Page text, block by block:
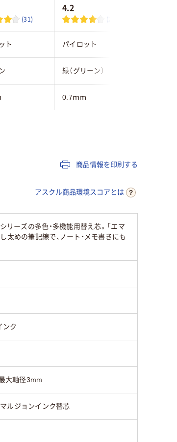
(31)
4.2
(20)
ト パイロット
緑（グリーン）
0.7ｍｍ
商品情報を印刷する
アスクル商品環境スコアとは
リーズの多色・多機能用替え芯。「エマ
めの筆記線で、ノート・メモ書きにも
ンク
大軸径3mm
ルジョンインク替芯